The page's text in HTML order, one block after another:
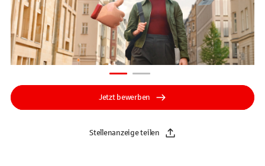
Jetzt bewerben
Stellenanzeige teilen